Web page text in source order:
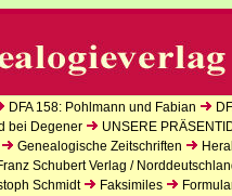
DFA 158: Pohlmann und Fabian
bei Degener UNSERE
Genealogische Zeitschriften
Schubert Verlag /
Schmidt Faksimiles